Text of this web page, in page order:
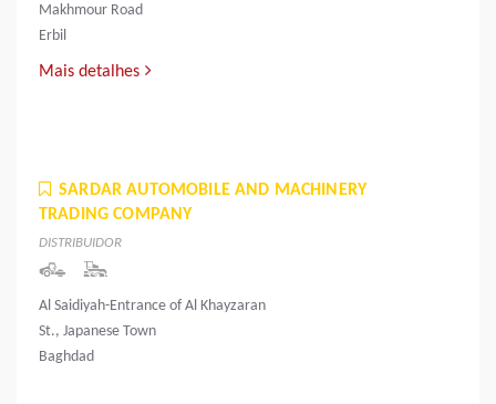
Makhmour Road
Erbil
Mais detalhes
SARDAR AUTOMOBILE AND MACHINERY
TRADING COMPANY
DISTRIBUIDOR
Al Saidiyah-Entrance of Al Khayzaran
St., Japanese Town
Baghdad